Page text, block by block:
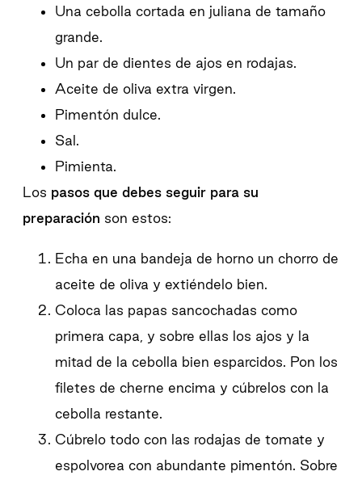
Una cebolla cortada en juliana de tamaño
grande.
Un par de dientes de ajos en rodajas.
Aceite de oliva extra virgen.
Pimentón dulce.
Sal.
Pimienta.
Los pasos que debes seguir para su
preparación son estos:
Echa en una bandeja de horno un chorro de
aceite de oliva y extiéndelo bien.
Coloca las papas sancochadas como
primera capa, y sobre ellas los ajos y la
mitad de la cebolla bien esparcidos. Pon los
filetes de cherne encima y cúbrelos con la
cebolla restante.
Cúbrelo todo con las rodajas de tomate y
espolvorea con abundante pimentón. Sobre